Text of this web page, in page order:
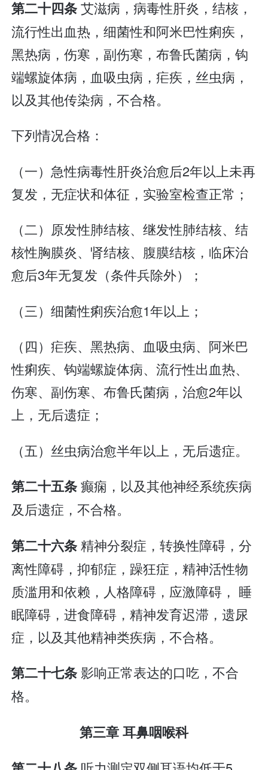
第二十四条艾滋病，病毒性肝炎，结核，
流行性出血热，细菌性和阿米巴性痢疾，
黑热病，伤寒，副伤寒，布鲁氏菌病，钩
端螺旋体病，血吸虫病，疟疾，丝虫病，
以及其他传染病，不合格。
下列情况合格：
（一）急性病毒性肝炎治愈后2年以上未再
复发，无症状和体征，实验室检查正常；
（二）原发性肺结核、继发性肺结核、结
核性胸膜炎、肾结核、腹膜结核，临床治
愈后3年无复发（条件兵除外）；
（三）细菌性痢疾治愈1年以上；
（四）疟疾、黑热病、血吸虫病、阿米巴
性痢疾、钩端螺旋体病、流行性出血热、
伤寒、副伤寒、布鲁氏菌病，治愈2年以
上，无后遗症；
（五）丝虫病治愈半年以上，无后遗症。
第二十五条癫痫，以及其他神经系统疾病
及后遗症，不合格。
第二十六条精神分裂症，转换性障碍，分
离性障碍，抑郁症，躁狂症，精神活性物
质滥用和依赖，人格障碍，应激障碍， 睡
眠障碍，进食障碍，精神发育迟滞，遗尿
症，以及其他精神类疾病，不合格。
第二十七条影响正常表达的口吃，不合
格。
第三章 耳鼻咽喉科